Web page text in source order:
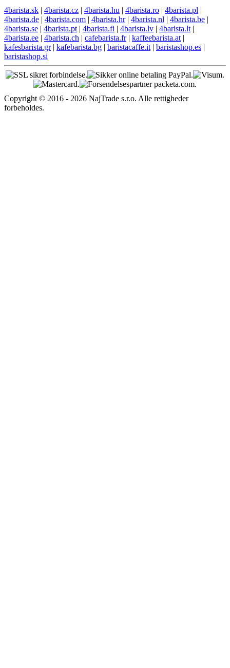
4barista.sk | 4barista.cz | 4barista.hu | 4barista.ro | 4barista.pl |
4barista.de | 4barista.com | 4barista.hr| 4barista.nl | 4barista.be |
4barista.se | 4barista.pt | 4barista.fi | 4barista.lv | 4barista.lt |
4barista.ee | 4barista.ch | cafebarista.fr| kaffeebarista.at |
kafesbarista.gr| kafebarista.bg | baristacaffe.it | baristashop.es |
baristashop.si
Copyright © 2016 - 2026 NajTrade s.r.o. Alle rettigheder
forbeholdes.